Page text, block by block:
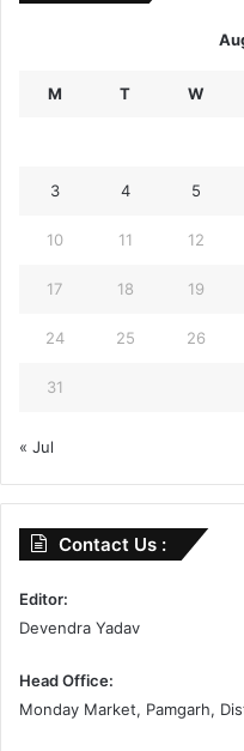
M T W
3 4 5
10 11 12
17 18 19
24 25 26
31
« Jul
Contact Us :
Editor:
Devendra Yadav
Head Office:
Monday Market, Pamgarh,